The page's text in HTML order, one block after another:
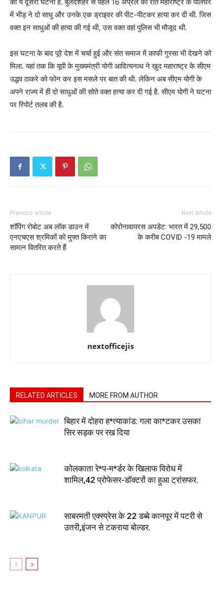
में भीड़ ने दो साधु और उनके एक ड्राइवर की पीट-पीटकर हत्या कर दी थी. जिस
वक्त इन साधुओं की हत्या की गई थी, उस वक्त वहां पुलिस भी मौजूद थी.
इस घटना के बाद पूरे देश में चर्चा हुई और संत समाज में काफी गुस्सा भी देखने को
मिला. यहां तक कि यूपी के मुख्यमंत्री योगी आदित्यनाथ ने खुद महाराष्ट्र के सीएम
उद्धव ठाकरे को फोन कर इस मसले पर बात की थी. लेकिन अब सीएम योगी के
अपने राज्य में ही दो साधुओं की सोते वक्त हत्या कर दी गई है. सीएम योगी ने घटना
पर रिपोर्ट तलब की है.
Previous article
शॉपिंग रोबोट अब लॉक डाउन में
एनएचएस श्रमिकों को मुफ्त किराने का
सामान वितरित करते हैं
Next article
कोरोनावायरस अपडेट: भारत में 29,500
के करीब COVID -19 मामले
nextofficejis
RELATED ARTICLES MORE FROM AUTHOR
बिहार में दोहरा ह*त्याकांड: गला का*टकर उसका
सिर सड़क पर रख दिया
कोलकाता रे*प-म*र्डर के खिलाफ विरोध में
शामिल,42 प्रोफेसर-डॉक्टरों का हुआ ट्रांसफर.
साबरमती एक्स्प्रेस के 22 डब्बे कानपूर में पटरी से
उतरी,इंजन से टकराया बोल्डर.